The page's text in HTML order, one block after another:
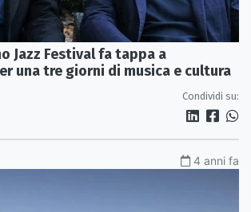
Jazz Festival fa tappa a
una tre giorni di musica e cultura
Condividi su:
4 anni fa